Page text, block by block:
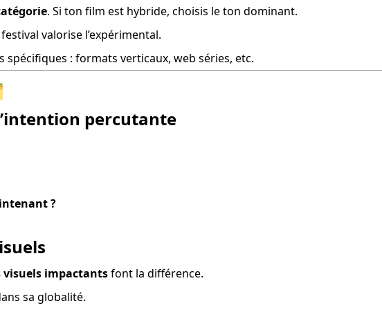
. Si ton film est hybride, choisis le ton dominant.
valorise l’expérimental.
spécifiques : formats verticaux, web séries, etc.
percutante
?
visuels impactants font la différence.
sa globalité.